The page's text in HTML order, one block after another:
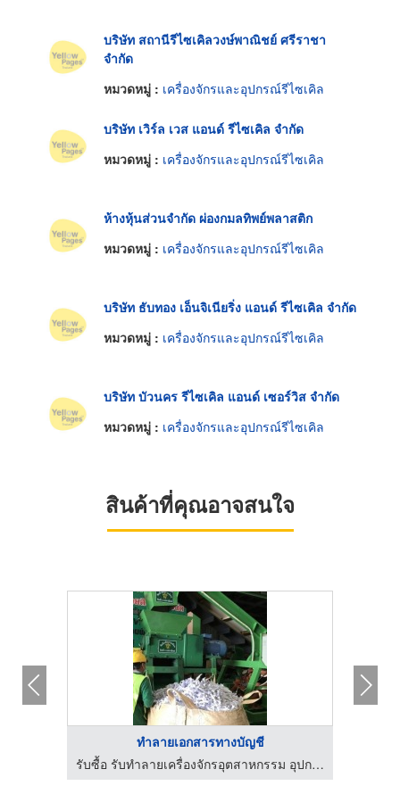
บริษัท สถานีรีไซเคิลวงษ์พาณิชย์ ศรีราชา
จำกัด
หมวดหมู่ : เครื่องจักรและอุปกรณ์รีไซเคิล
บริษัท เวิร์ล เวส แอนด์ รีไซเคิล จำกัด
หมวดหมู่ : เครื่องจักรและอุปกรณ์รีไซเคิล
ห้างหุ้นส่วนจำกัด ผ่องกมลทิพย์พลาสติก
หมวดหมู่ : เครื่องจักรและอุปกรณ์รีไซเคิล
บริษัท ธับทอง เอ็นจิเนียริ่ง แอนด์ รีไซเคิล จำกัด
หมวดหมู่ : เครื่องจักรและอุปกรณ์รีไซเคิล
บริษัท บัวนคร รีไซเคิล แอนด์ เซอร์วิส จำกัด
หมวดหมู่ : เครื่องจักรและอุปกรณ์รีไซเคิล
สินค้าที่คุณอาจสนใจ
รับซื้อ รับทำลายเครื่องจักรอุตสาหกรรม อุปกรณ์อิเล็กทรอนิกส์
ทำลายทรัพย์สินไอที